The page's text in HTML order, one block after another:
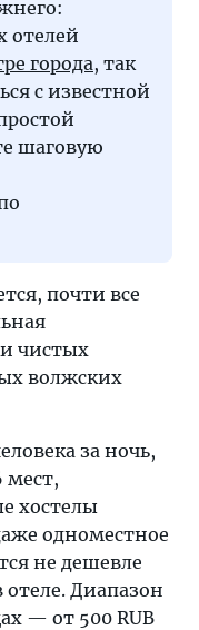
отелей
города, так
с известной
шаговую
почти все
чистых
волжских
за ночь,
мест,
хостелы
одноместное
не дешевле
Диапазон
— от 500 RUB